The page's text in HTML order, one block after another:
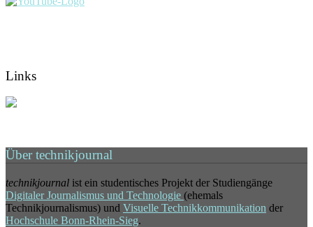
Links
Über technikjournal
technikjournal ist ein studentisches Projekt der Studiengänge
Digitaler Journalismus und Technologie (ehemals
Technikjournalismus) und Visuelle Technikkommunikation der
Hochschule Bonn-Rhein-Sieg.